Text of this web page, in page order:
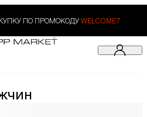
ПО ПРОМОКОДУ WELCOME7